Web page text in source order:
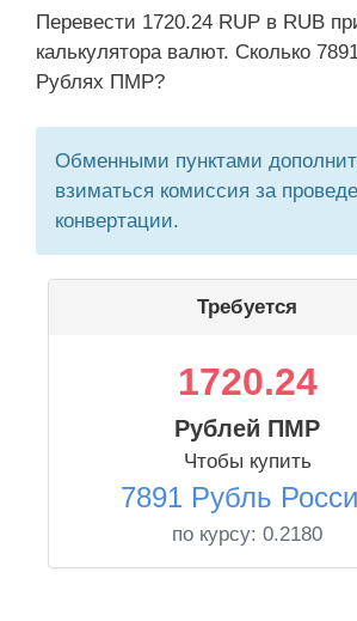
Перевести 1720.24 RUP в RUB
калькулятора валют. Сколько
Рублях ПМР?
Обменными пунктами
взиматься комиссия за
конвертации.
Требуется
1720.24
Рублей ПМР
Чтобы купить
7891 Рубль
по курсу: 0.2180